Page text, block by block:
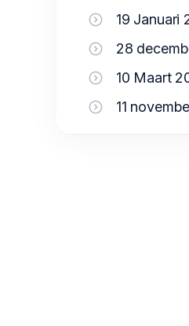
19 Januari
28
10 Maart
11